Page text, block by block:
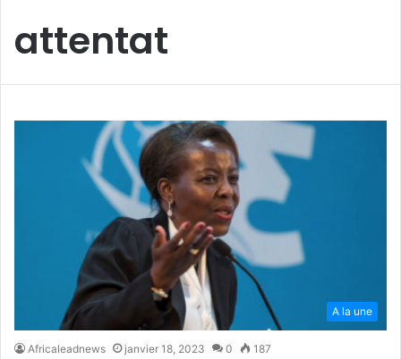
attentat
A la une
Africaleadnews janvier 18, 2023 0 187